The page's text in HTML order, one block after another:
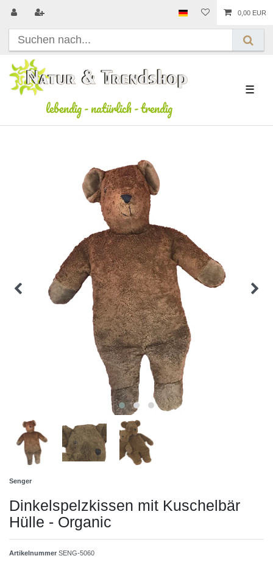
0,00 EUR
lebendig-natürlich-trendig
☰
Senger
Dinkelspelzkissen mit Kuschelbär
Hülle - Organic
Artikelnummer SENG-5060